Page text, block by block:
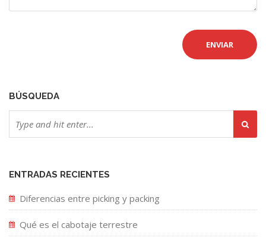
BÚSQUEDA
ENTRADAS RECIENTES
Diferencias entre picking y packing
Qué es el cabotaje terrestre